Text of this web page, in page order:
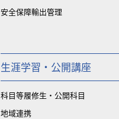
安全保障輸出管理
生涯学習・公開講座
科目等履修生・公開科目
地域連携